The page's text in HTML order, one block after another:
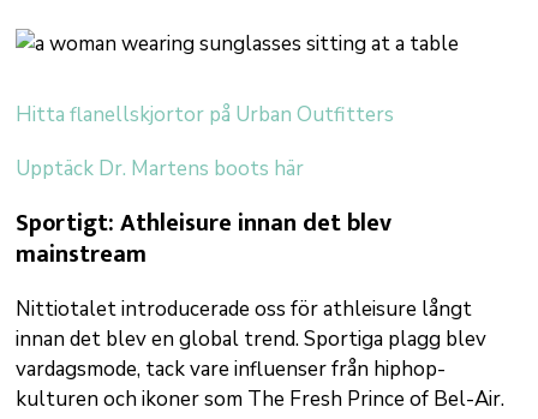
Hitta flanellskjortor på Urban Outfitters
Upptäck Dr. Martens boots här
Sportigt: Athleisure innan det blev
mainstream
Nittiotalet introducerade oss för athleisure långt
innan det blev en global trend. Sportiga plagg blev
vardagsmode, tack vare influenser från hiphop-
kulturen och ikoner som The Fresh Prince of Bel-Air.